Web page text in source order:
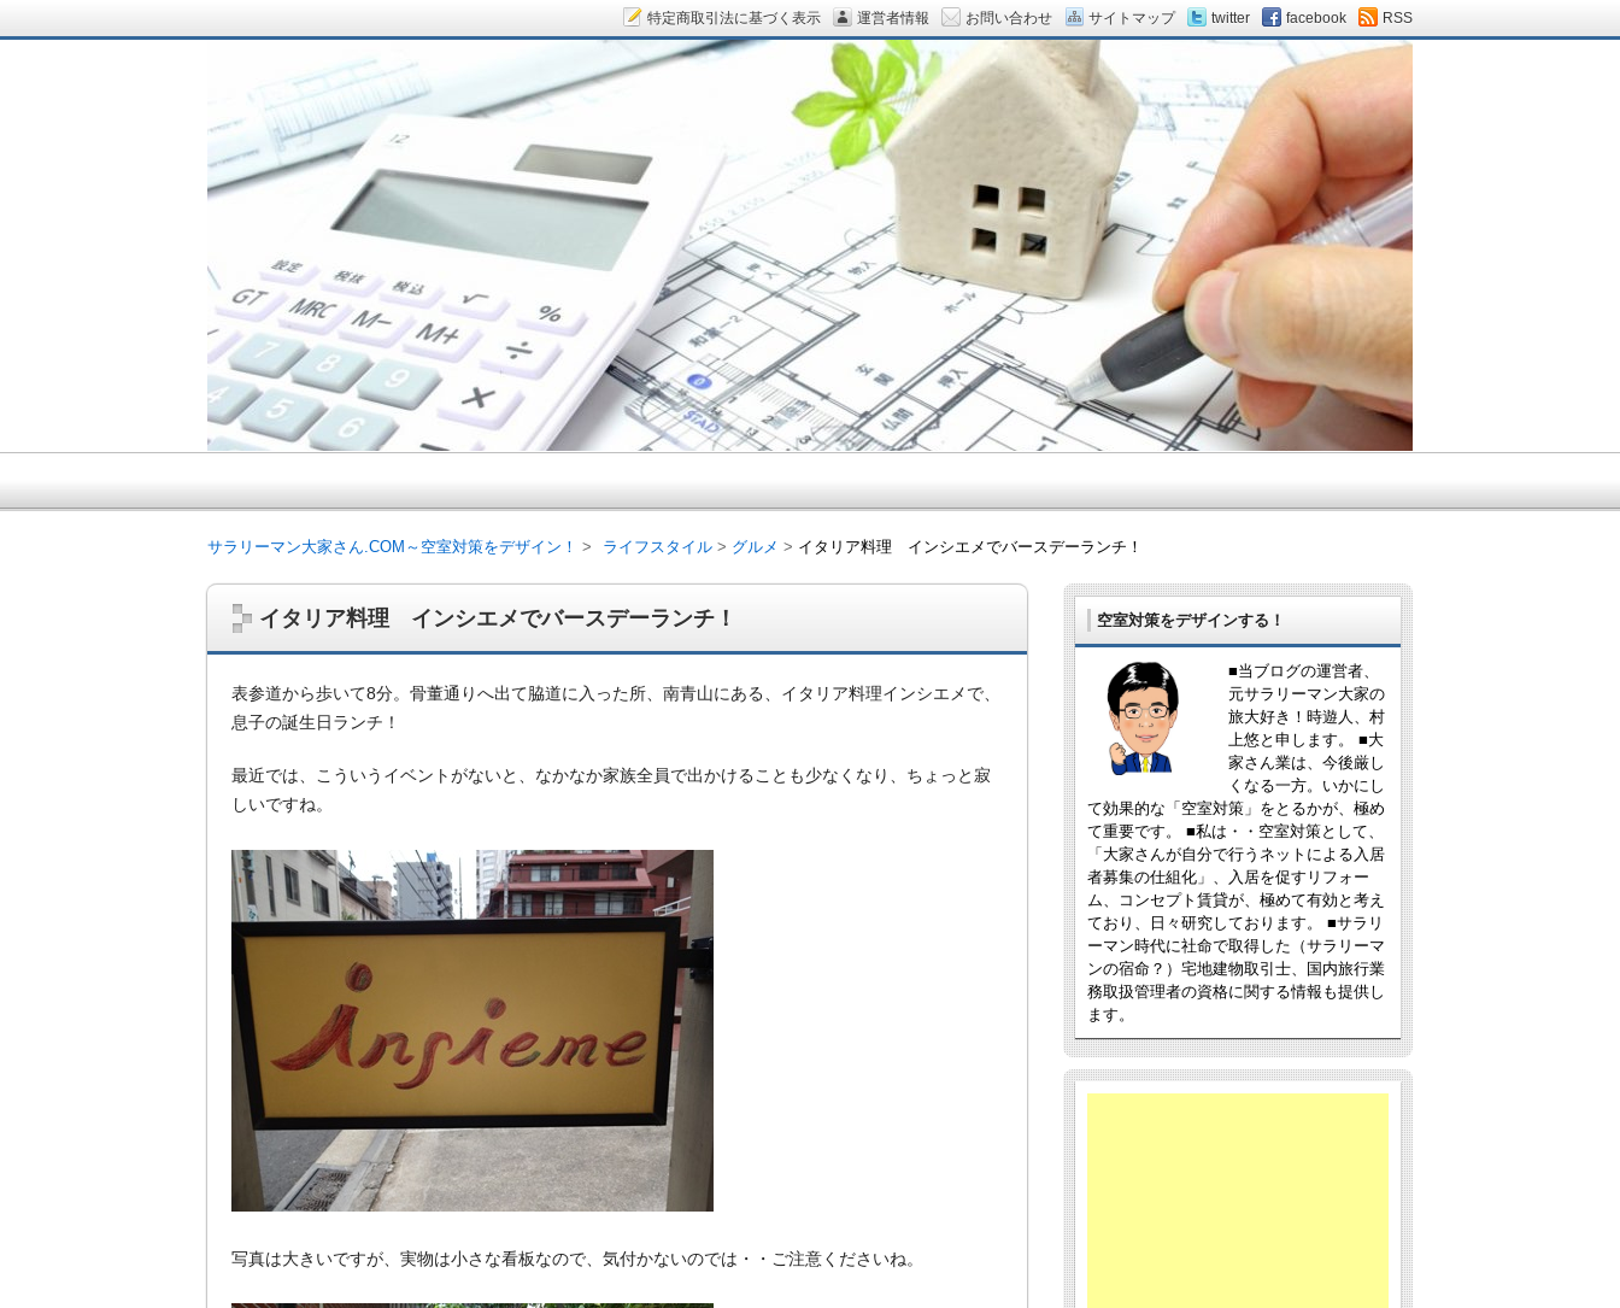
イタリア料理 インシエメでバースデーランチ！
表参道から歩いて8分。骨董通りへ出て脇道に入った所、南青山にある、イタリア料理インシエメで、
息子の誕生日ランチ！
最近では、こういうイベントがないと、なかなか家族全員で出かけることも少なくなり、ちょっと寂
しいですね。
写真は大きいですが、実物は小さな看板なので、気付かないのでは・・ご注意くださいね。
空室対策をデザインする！
■当ブログの運営者、
元サラリーマン大家の
旅大好き！時遊人、村
上悠と申します。 ■大
家さん業は、今後厳し
くなる一方。いかにし
て効果的な「空室対策」をとるかが、極め
て重要です。 ■私は・・空室対策として、
「大家さんが自分で行うネットによる入居
者募集の仕組化」、入居を促すリフォー
ム、コンセプト賃貸が、極めて有効と考え
ており、日々研究しております。 ■サラリ
ーマン時代に社命で取得した（サラリーマ
ンの宿命？）宅地建物取引士、国内旅行業
務取扱管理者の資格に関する情報も提供し
ます。
サラリーマン大家さん.COM～空室対策をデザイン！ ライフスタイル グルメ イタリア料理 インシエメでバースデーランチ！
サラリーマン大家さん.COM～空室対策をデザイン！
サラリーマン大家さんを応援！マンション経営、アパート経営の空室対策として、入居を促すリフォー
ム、大家さん自ら行うネット集客、コンセプト賃貸の導入を研究するブログ。絶好調な特区民泊、Amaz
on書籍出版、多拠点居住の暮らしぶり、旅行業務取扱管理者、宅建等資格情報も。
特定商取引法に基づく表示 運営者情報 お問い合わせ サイトマップ twitter facebook RSS